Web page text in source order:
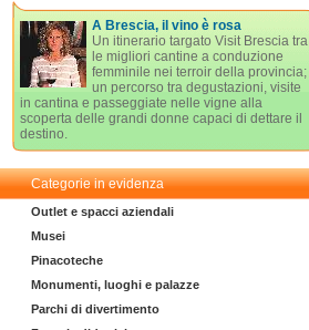
A Brescia, il vino è rosa
Un itinerario targato Visit Brescia tra
le migliori cantine a conduzione
femminile nei terroir della provincia;
un percorso tra degustazioni, visite
in cantina e passeggiate nelle vigne alla
scoperta delle grandi donne capaci di dettare il
destino.
Categorie in evidenza
Outlet e spacci aziendali
Musei
Pinacoteche
Monumenti, luoghi e palazze
Parchi di divertimento